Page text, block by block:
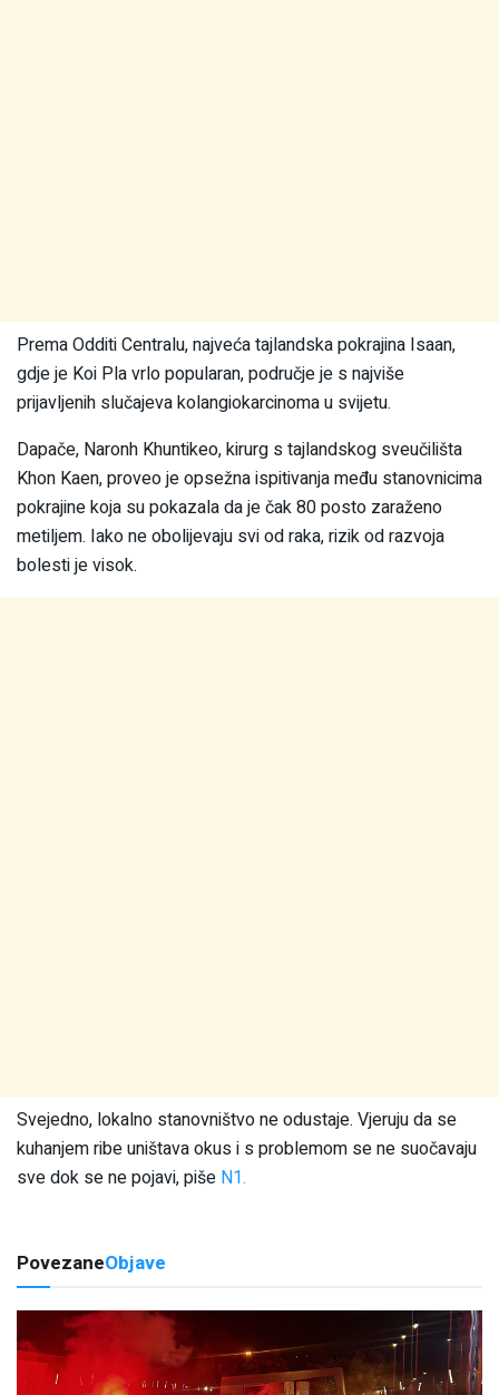
Prema Odditi Centralu, najveća tajlandska pokrajina Isaan,
gdje je Koi Pla vrlo popularan, područje je s najviše
prijavljenih slučajeva kolangiokarcinoma u svijetu.
Dapače, Naronh Khuntikeo, kirurg s tajlandskog sveučilišta
Khon Kaen, proveo je opsežna ispitivanja među stanovnicima
pokrajine koja su pokazala da je čak 80 posto zaraženo
metiljem. Iako ne obolijevaju svi od raka, rizik od razvoja
bolesti je visok.
Svejedno, lokalno stanovništvo ne odustaje. Vjeruju da se
kuhanjem ribe uništava okus i s problemom se ne suočavaju
sve dok se ne pojavi, piše N1.
PovezaneObjave